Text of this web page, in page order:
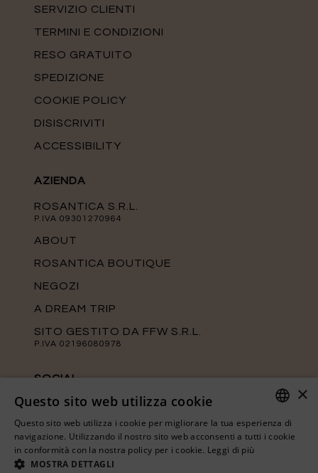
SERVIZIO CLIENTI
TERMINI E CONDIZIONI
RESO GRATUITO
SPEDIZIONE
COOKIE POLICY
DISISCRIVITI
ACCESSIBILITY
AZIENDA
ROSANTICA S.R.L.
P.IVA 09301270964
ABOUT
ROSANTICA BOUTIQUE
NEGOZI
A DREAM TRIP
SITO GESTITO DA FFW S.R.L.
P.IVA 02196080978
SOCIAL
Tieniti aggiornato sulle ultime novità di
ufficiali.
ITALIAN
×
Questo sito web utilizza cookie
Questo sito web utilizza i cookie per migliorare la tua esperienza di
navigazione. Utilizzando il nostro sito web acconsenti a tutti i cookie
in conformità con la nostra policy per i cookie. Leggi di più
MOSTRA DETTAGLI